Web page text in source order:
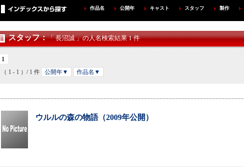
作品名 公開年 キャスト スタッフ 製作
スタッフ：「 長沼誠 」の人名検索結果 1 件
1
（ 1 - 1 ）/ 1 件 公開年▼ 作品名▼
ウルルの森の物語（2009年公開）